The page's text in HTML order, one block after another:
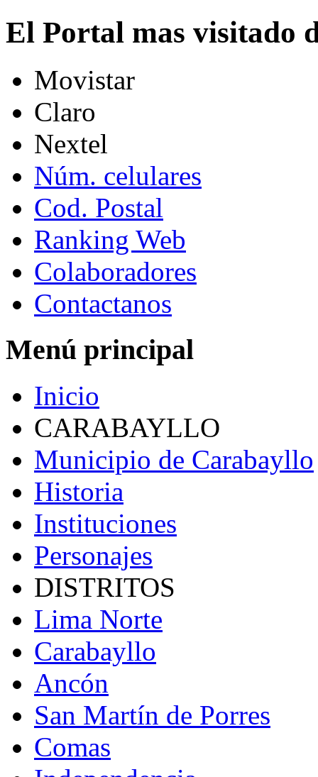
El Portal mas visitado
Movistar
Claro
Nextel
Núm. celulares
Cod. Postal
Ranking Web
Colaboradores
Contactanos
Menú principal
Inicio
CARABAYLLO
Municipio de Carabayllo
Historia
Instituciones
Personajes
DISTRITOS
Lima Norte
Carabayllo
Ancón
San Martín de Porres
Comas